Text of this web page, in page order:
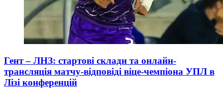
Гент – ЛНЗ: стартові склади та онлайн-
трансляція матчу-відповіді віце-чемпіона УПЛ в
Лізі конференцій